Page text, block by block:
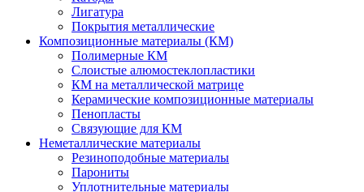
Лигатура
Покрытия металлические
Композиционные материалы (КМ)
Полимерные КМ
Слоистые алюмостеклопластики
КМ на металлической матрице
Керамические композиционные материалы
Пенопласты
Связующие для КМ
Неметаллические материалы
Резиноподобные материалы
Парониты
Уплотнительные материалы